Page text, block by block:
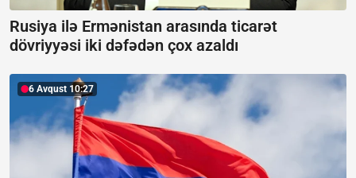
Rusiya ilə Ermənistan arasında ticarət
dövriyyəsi iki dəfədən çox azaldı
6 Avqust 10:27